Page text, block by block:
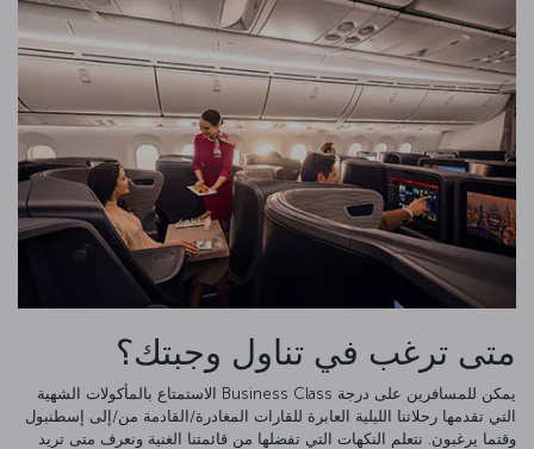
متى ترغب في تناول وجبتك؟
يمكن للمسافرين على درجة Business Class الاستمتاع بالمأكولات الشهية
التي تقدمها رحلاتنا الليلية العابرة للقارات المغادرة/القادمة من/إلى إسطنبول
وقتما يرغبون. نتعلم النكهات التي تفضلها من قائمتنا الغنية ونعرف متى تريد